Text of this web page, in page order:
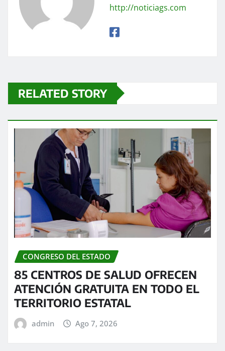
http://noticiags.com
RELATED STORY
CONGRESO DEL ESTADO
85 CENTROS DE SALUD OFRECEN
ATENCIÓN GRATUITA EN TODO EL
TERRITORIO ESTATAL
admin Ago 7, 2026